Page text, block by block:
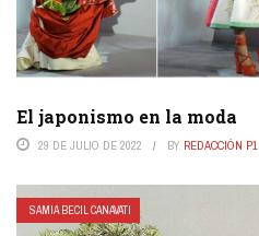
El japonismo en la moda
29 DE JULIO DE 2022 BY REDACCIÓN P1
SAMIA BECIL CANAVATI